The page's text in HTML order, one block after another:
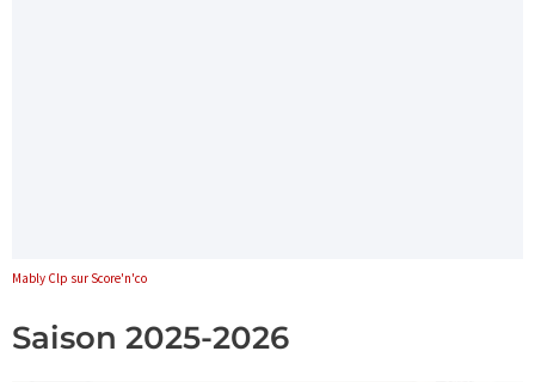
Mably Clp sur Score'n'co
Saison 2025-2026